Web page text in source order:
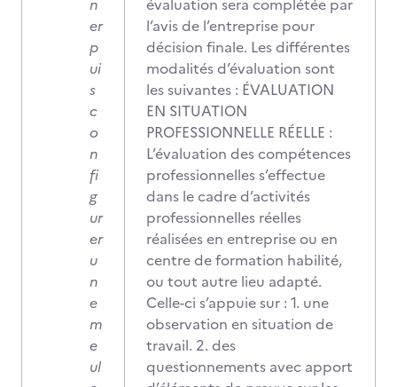
n
er
p
ui
s
c
o
n
fi
g
ur
er
u
n
e
m
e
ul
évaluation sera complétée par
l’avis de l’entreprise pour
décision finale. Les différentes
modalités d’évaluation sont
les suivantes : ÉVALUATION
EN SITUATION
PROFESSIONNELLE RÉELLE :
L’évaluation des compétences
professionnelles s’effectue
dans le cadre d’activités
professionnelles réelles
réalisées en entreprise ou en
centre de formation habilité,
ou tout autre lieu adapté.
Celle-ci s’appuie sur : 1. une
observation en situation de
travail. 2. des
questionnements avec apport